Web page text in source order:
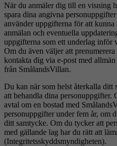
När du anmäler dig till en visning
spara dina angivna
använder uppgifterna för att
anmälan och eventuella
uppgifterna som ett underlag inför
Om du även väljer att
kontakta dig via e-post med
från SmålandsVillan.
Du kan när som helst återkalla ditt
att behandla dina
avtal om en bostad med
personuppgifter under fem år, om
ditt samtycke. Om du tycker att
med gällande lag har du rätt att
(Integritetsskyddsmyndigheten).